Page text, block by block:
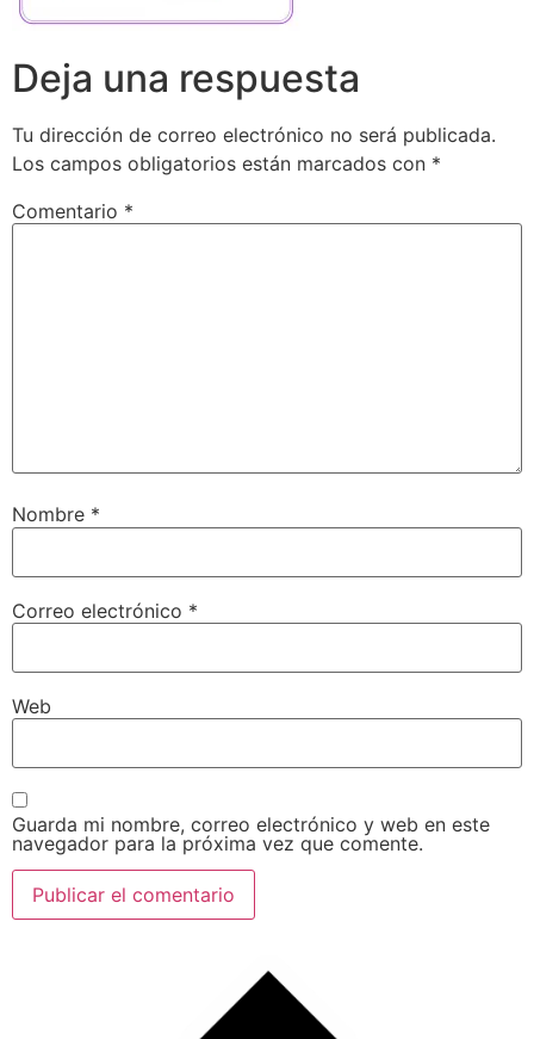
Deja una respuesta
Tu dirección de correo electrónico no será publicada.
Los campos obligatorios están marcados con *
Comentario *
Nombre *
Correo electrónico *
Web
Guarda mi nombre, correo electrónico y web en este
navegador para la próxima vez que comente.